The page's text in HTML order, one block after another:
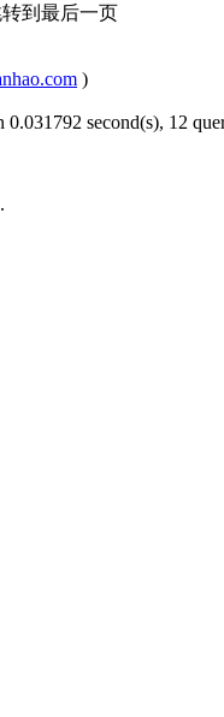
到最后一页
)
0.031792 second(s), 12